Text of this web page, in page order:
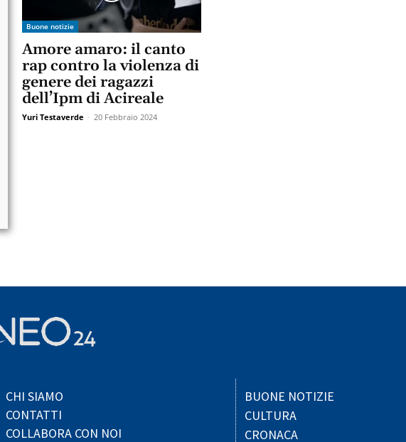
Buone notizie
Amore amaro: il canto
rap contro la violenza di
genere dei ragazzi
dell’Ipm di Acireale
Yuri Testaverde - 20 Febbraio 2024
CHI SIAMO
CONTATTI
COLLABORA CON NOI
BUONE NOTIZIE
CULTURA
CRONACA